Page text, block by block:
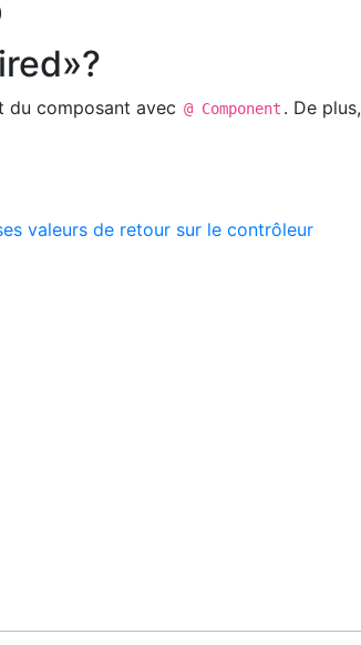
du composant avec @ Component . De plus,
valeurs de retour sur le contrôleur